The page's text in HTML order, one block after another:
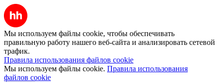
Мы используем файлы cookie, чтобы обеспечивать
правильную работу нашего веб-сайта и анализировать сетевой
трафик.
Правила использования файлов cookie
Мы используем файлы cookie. Правила использования
файлов cookie